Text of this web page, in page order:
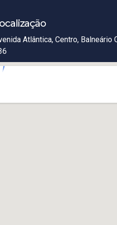
Atlântica, Centro, Balneário